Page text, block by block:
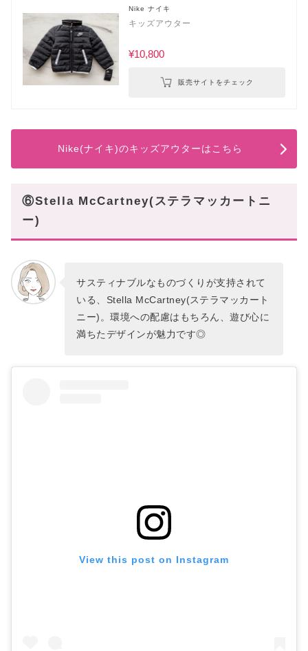
Nike ナイキ
キッズアウター
¥10,800
販売サイトをチェック
Nike(ナイキ)のキッズアウターはこちら
⑥Stella McCartney(ステラマッカートニ
ー)
サスティナブルなものづくりが支持されて
いる、Stella McCartney(ステラマッカート
ニー)。環境への配慮はもちろん、遊び心に
満ちたデザインが魅力です◎
View this post on Instagram